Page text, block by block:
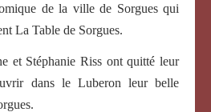
de la ville de Sorgues qui
La Table de Sorgues.
et Stéphanie Riss ont quitté leur
dans le Luberon leur belle